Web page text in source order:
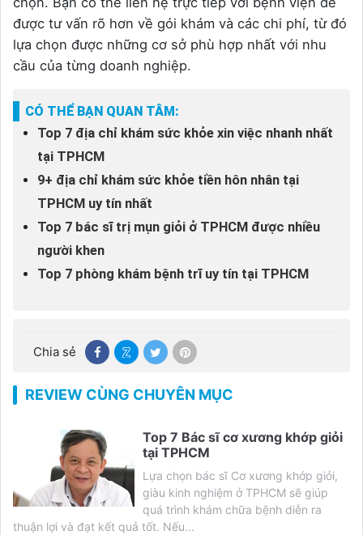
được tư vấn rõ hơn về gói khám và các chi phí, từ đó
lựa chọn được những cơ sở phù hợp nhất với nhu
cầu của từng doanh nghiệp.
CÓ THỂ BẠN QUAN TÂM:
Top 7 địa chỉ khám sức khỏe xin việc nhanh nhất
tại TPHCM
9+ địa chỉ khám sức khỏe tiền hôn nhân tại
TPHCM uy tín nhất
Top 7 bác sĩ trị mụn giỏi ở TPHCM được nhiều
người khen
Top 7 phòng khám bệnh trĩ uy tín tại TPHCM
Chia sẻ
REVIEW CÙNG CHUYÊN MỤC
Top 7 Bác sĩ cơ xương khớp giỏi
tại TPHCM
Lựa chọn bác sĩ Cơ xương khớp giỏi,
giàu kinh nghiệm ở TPHCM sẽ giúp
quá trình khám chữa bệnh diễn ra
thuận lợi và đạt kết quả tốt. Nếu...